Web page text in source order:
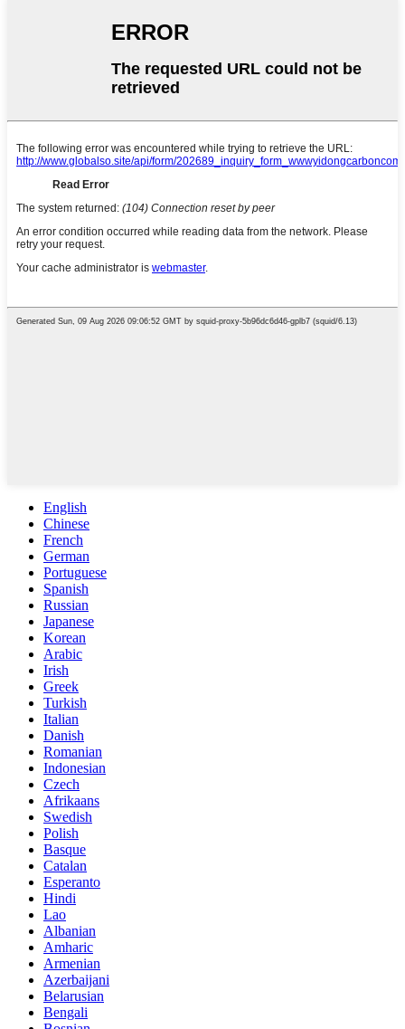
English
Chinese
French
German
Portuguese
Spanish
Russian
Japanese
Korean
Arabic
Irish
Greek
Turkish
Italian
Danish
Romanian
Indonesian
Czech
Afrikaans
Swedish
Polish
Basque
Catalan
Esperanto
Hindi
Lao
Albanian
Amharic
Armenian
Azerbaijani
Belarusian
Bengali